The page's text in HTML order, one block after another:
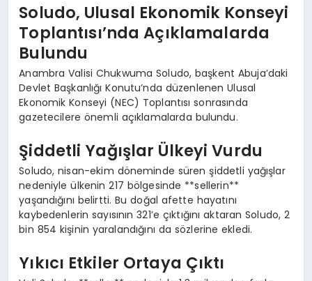
Soludo, Ulusal Ekonomik Konseyi
Toplantısı’nda Açıklamalarda
Bulundu
Anambra Valisi Chukwuma Soludo, başkent Abuja’daki
Devlet Başkanlığı Konutu’nda düzenlenen Ulusal
Ekonomik Konseyi (NEC) Toplantısı sonrasında
gazetecilere önemli açıklamalarda bulundu.
Şiddetli Yağışlar Ülkeyi Vurdu
Soludo, nisan-ekim döneminde süren şiddetli yağışlar
nedeniyle ülkenin 217 bölgesinde **sellerin**
yaşandığını belirtti. Bu doğal afette hayatını
kaybedenlerin sayısının 321’e çıktığını aktaran Soludo, 2
bin 854 kişinin yaralandığını da sözlerine ekledi.
Yıkıcı Etkiler Ortaya Çıktı